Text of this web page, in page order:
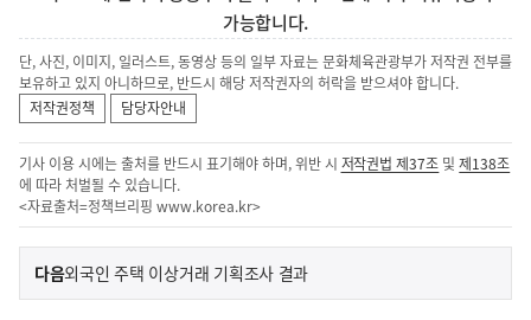
가능합니다.
단, 사진, 이미지, 일러스트, 동영상 등의 일부 자료는 문화체육관광부가 저작권 전부를
보유하고 있지 아니하므로, 반드시 해당 저작권자의 허락을 받으셔야 합니다.
저작권정책
담당자안내
기사 이용 시에는 출처를 반드시 표기해야 하며, 위반 시 저작권법 제37조 및제138조
에 따라 처벌될 수 있습니다.
<자료출처=정책브리핑 www.korea.kr>
이
전
다음기
외국인 주택 이상거래 기획조사 결과